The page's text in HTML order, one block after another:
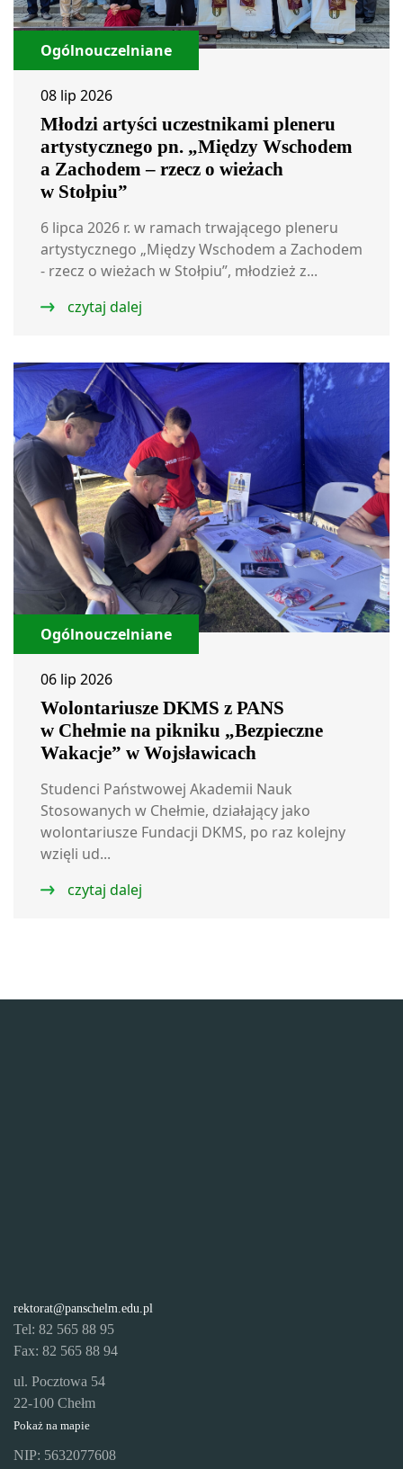
Ogólnouczelniane
08 lip 2026
Młodzi artyści uczestnikami pleneru
artystycznego pn. „Między Wschodem
a Zachodem – rzecz o wieżach
w Stołpiu”
6 lipca 2026 r. w ramach trwającego pleneru
artystycznego „Między Wschodem a Zachodem
- rzecz o wieżach w Stołpiu”, młodzież z...
czytaj dalej
Ogólnouczelniane
06 lip 2026
Wolontariusze DKMS z PANS
w Chełmie na pikniku „Bezpieczne
Wakacje” w Wojsławicach
Studenci Państwowej Akademii Nauk
Stosowanych w Chełmie, działający jako
wolontariusze Fundacji DKMS, po raz kolejny
wzięli ud...
czytaj dalej
rektorat@panschelm.edu.pl
Tel: 82 565 88 95
Fax: 82 565 88 94
ul. Pocztowa 54
22-100 Chełm
Pokaż na mapie
NIP: 5632077608